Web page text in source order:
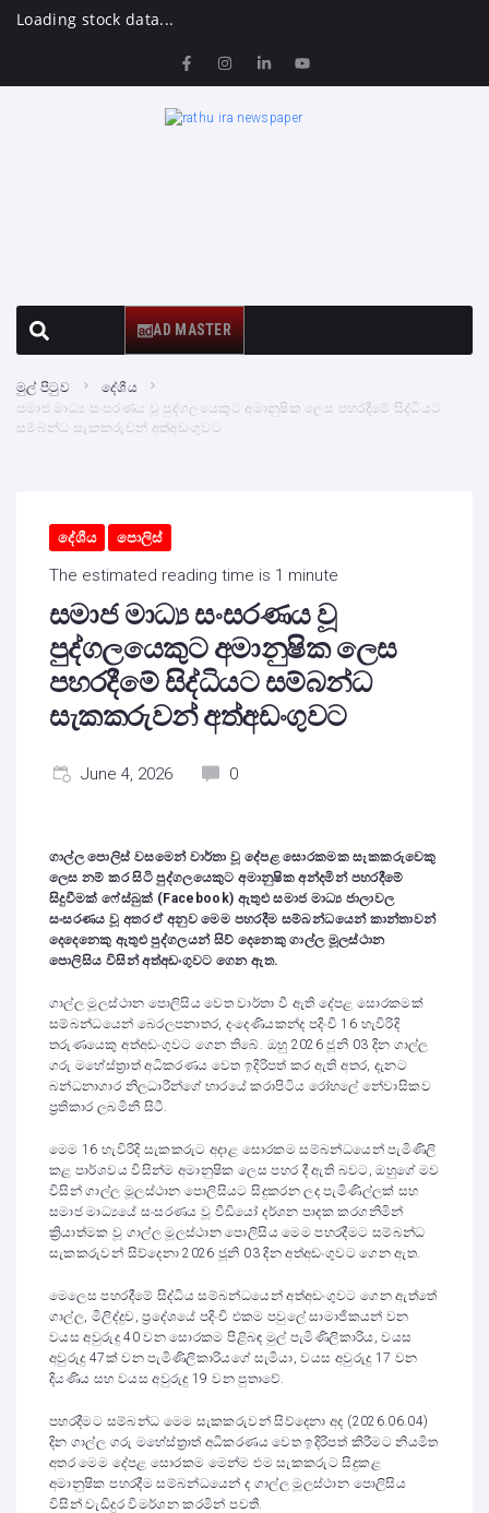
Loading stock data...
AD MASTER
මුල් පිටුව
දේශීය
සමාජ මාධ්‍ය සංසරණය වූ පුද්ගලයෙකුට අමානුෂික ලෙස පහරදීමේ සිද්ධියට
සම්බන්ධ සැකකරුවන් අත්අඩංගුවට
දේශීය පොලිස්
The estimated reading time is 1 minute
සමාජ මාධ්‍ය සංසරණය වූ
පුද්ගලයෙකුට අමානුෂික ලෙස
පහරදීමේ සිද්ධියට සම්බන්ධ
සැකකරුවන් අත්අඩංගුවට
June 4, 2026 0
ගාල්ල පොලිස් වසමෙන් වාර්තා වූ දේපළ සොරකමක සැකකරුවෙකු
ලෙස නම් කර සිටි පුද්ගලයෙකුට අමානුෂික අන්දමින් පහරදීමේ
සිදුවීමක් ෆේස්බුක් (Facebook) ඇතුළු සමාජ මාධ්‍ය ජාලාවල
සංසරණය වූ අතර ඒ අනුව මෙම පහරදීම සම්බන්ධයෙන් කාන්තාවන්
දෙදෙනෙකු ඇතුළු පුද්ගලයන් සිව් දෙනෙකු ගාල්ල මූලස්ථාන
පොලිසිය විසින් අත්අඩංගුවට ගෙන ඇත.
ගාල්ල මූලස්ථාන පොලිසිය වෙත වාර්තා වී ඇති දේපළ සොරකමක්
සම්බන්ධයෙන් බෙරලපනාතර, දංදෙණියකන්ද පදිංචි 16 හැවිරිදි
තරුණයෙකු අත්අඩංගුවට ගෙන තිබේ. ඔහු 2026 ජූනි 03 දින ගාල්ල
ගරු මහේස්ත්‍රාත් අධිකරණය වෙත ඉදිරිපත් කර ඇති අතර, දැනට
බන්ධනාගාර නිලධාරීන්ගේ භාරයේ කරාපිටිය රෝහලේ නේවාසිකව
ප්‍රතිකාර ලබමිනි සිටී.
මෙම 16 හැවිරිදි සැකකරුට අදාළ සොරකම සම්බන්ධයෙන් පැමිණිලි
කළ පාර්ශවය විසින්ම අමානුෂික ලෙස පහර දී ඇති බවට, ඔහුගේ මව
විසින් ගාල්ල මූලස්ථාන පොලිසියට සිදුකරන ලද පැමිණිල්ලක් සහ
සමාජ මාධ්‍යයේ සංසරණය වූ වීඩියෝ දර්ශන පාදක කරගනිමින්
ක්‍රියාත්මක වූ ගාල්ල මූලස්ථාන පොලිසිය මෙම පහරදීමට සම්බන්ධ
සැකකරුවන් සිව්දෙනා 2026 ජූනි 03 දින අත්අඩංගුවට ගෙන ඇත.
මෙලෙස පහරදීමේ සිද්ධිය සම්බන්ධයෙන් අත්අඩංගුවට ගෙන ඇත්තේ
ගාල්ල, මිලිද්දුව, ප්‍රදේශයේ පදිංචි එකම පවුලේ සාමාජිකයන් වන
වයස අවුරුදු 40 වන සොරකම පිළිබඳ මුල් පැමිණිලිකාරිය, වයස
අවුරුදු 47ක් වන පැමිණිලිකාරියගේ සැමියා, වයස අවුරුදු 17 වන
දියණිය සහ වයස අවුරුදු 19 වන පුතාවේ.
පහරදීමට සම්බන්ධ මෙම සැකකරුවන් සිව්දෙනා අද (2026.06.04)
දින ගාල්ල ගරු මහේස්ත්‍රාත් අධිකරණය වෙත ඉදිරිපත් කිරීමට නියමිත
අතර මෙම දේපළ සොරකම මෙන්ම එම සැකකරුට සිදුකළ
අමානුෂික පහරදීම සම්බන්ධයෙන් ද ගාල්ල මූලස්ථාන පොලිසිය
විසින් වැඩිදුර විමර්ශන කරමින් පවතී.